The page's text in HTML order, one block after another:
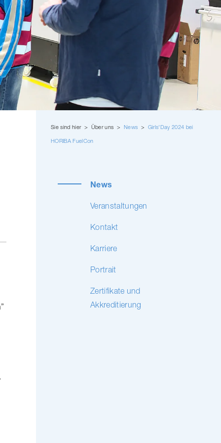
Sie sind hier > Über uns > News > Girls'Day 2024 bei
HORIBA FuelCon
News
Veran­stal­tungen
Kontakt
Karriere
Portrait
Zertifikate und
Akkreditierung